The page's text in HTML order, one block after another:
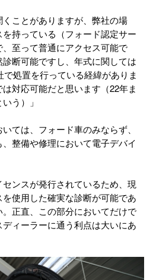
ことがありますが、弊社の場
持っている（フォード認定サー
至って普通にアクセス可能で
断可能ですし、年式に関しては
処置を行っている経緯がありま
対応可能だと思います（22年ま
う）」
ては、フォード車のみならず、
整備や修理において電子デバイ
ンスが発行されているため、現
使用した確実な診断が可能であ
正直、この部分においてだけで
ィーラーに通う利点は大いにあ